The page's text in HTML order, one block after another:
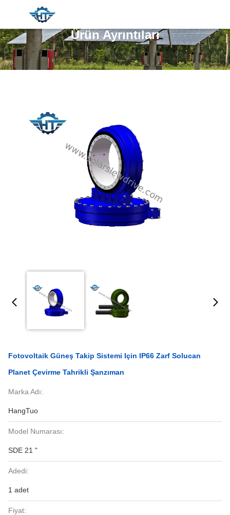
Ürün Ayrıntıları
Fotovoltaik Güneş Takip Sistemi Için IP66 Zarf Solucan
Planet Çevirme Tahrikli Şanzıman
Marka Adı:
HangTuo
Model Numarası:
SDE 21 "
Adedi:
1 adet
Fiyat: